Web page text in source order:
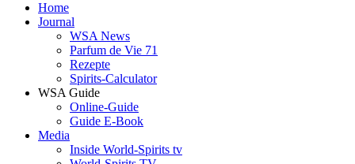
Home
Journal
WSA News
Parfum de Vie 71
Rezepte
Spirits-Calculator
WSA Guide
Online-Guide
Guide E-Book
Media
Inside World-Spirits tv